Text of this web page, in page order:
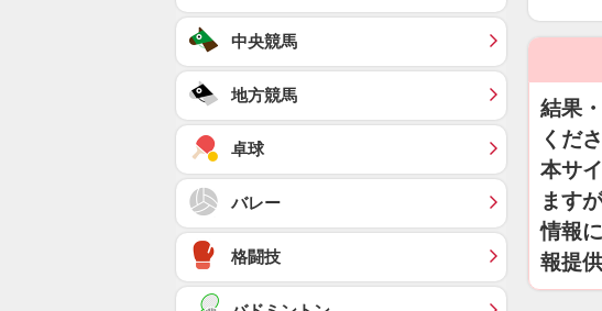
結果
くだ
本サ
ます
情報
報提
中央競馬
地方競馬
卓球
バレー
格闘技